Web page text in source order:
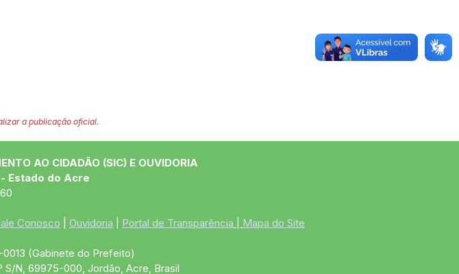
a publicação oficial.
AO CIDADÃO (SIC) E OUVIDORIA
Estado do Acre
Conosco Ouvidoria Portal de Transparência Mapa do Site
(Gabinete do Prefeito)
S/N, 69975-000, Jordão, Acre, Brasil